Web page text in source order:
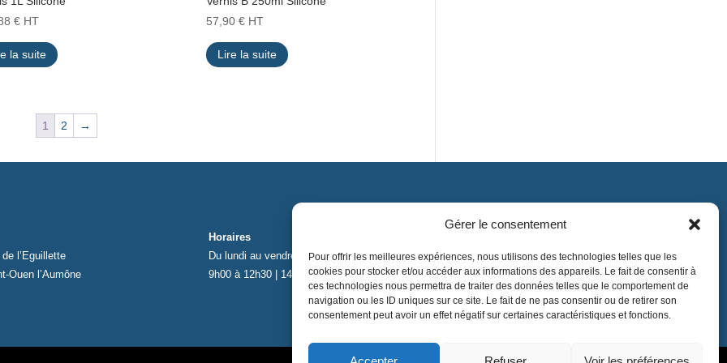
Gérer le consentement
Pour offrir les meilleures expériences, nous utilisons des technologies telles que les
cookies pour stocker et/ou accéder aux informations des appareils. Le fait de consentir à
ces technologies nous permettra de traiter des données telles que le comportement de
navigation ou les ID uniques sur ce site. Le fait de ne pas consentir ou de retirer son
consentement peut avoir un effet négatif sur certaines caractéristiques et fonctions.
€ HT
la suite
57,90 € HT
Lire la suite
1 2 →
l’Eguillette
Ouen l’Aumône
Horaires
Du lundi au vendredi
9h00 à 12h30 | 14h00 à 17h00
contact@lnea-audition.com
+33 (0)1 34 67 67 17